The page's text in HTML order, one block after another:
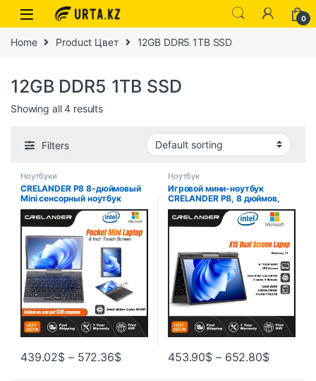
0
Home Product Цвет 12GB DDR5 1TB SSD
12GB DDR5 1TB SSD
Showing all 4 results
Filters
Ноутбуки
CRELANDER P8 8-дюймовый
Mini сенсорный ноутбук
вращающийся на 360
градусов Intel Alder N100 12
Гб WiFi6 ноутбук планшетный
ПК портативные ноутбуки
439.02$ – 572.36$
Ноутбук
Игровой мини-ноутбук
CRELANDER P8, 8 дюймов,
сенсорный экран, Intel Alder
Lake N100, 12 ГБ DDR5,
Windows 11, Wi-Fi, 6
453.90$ – 652.80$